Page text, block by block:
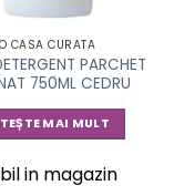
O CASA CURATA
PARCHET
750ML CEDRU
MAI MULT
in magazin